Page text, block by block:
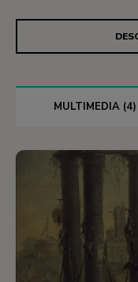
MULTIMEDIA (4)